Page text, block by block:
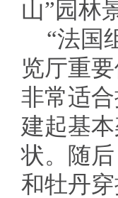
山”园林
“法国
览厅重
非常适
建起基
状。随
和牡丹